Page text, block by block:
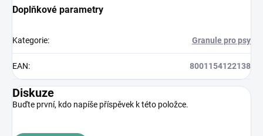
Doplňkové parametry
Kategorie: Granule pro psy
EAN: 8001154122138
Diskuze
Buďte první, kdo napíše příspěvek k této položce.